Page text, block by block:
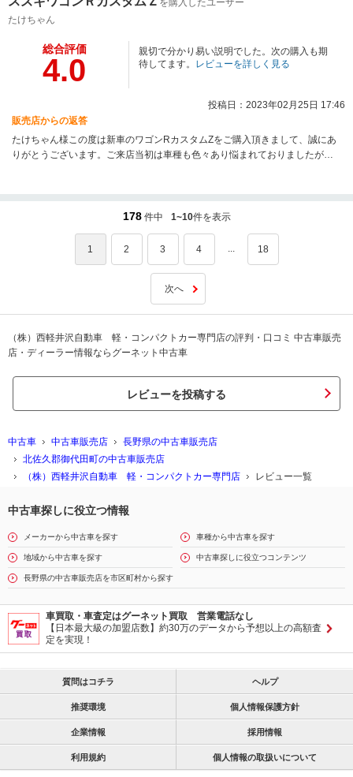
を購入したユーザー
たけちゃん
総合評価
4.0
親切で分かり易い説明でした。次の購入も期
待してます。 レビューを詳しく見る
投稿日：2023年02月25日 17:46
販売店からの返答
たけちゃん様この度は新車のワゴンRカスタムZをご購入頂きまして、誠にあ
りがとうございます。ご来店当初は車種も色々あり悩まれておりましたが、
178 件中 1~10件を表示
1 2 3 4 ... 18
次へ
（株）西軽井沢自動車 軽・コンパクトカー専門店の評判・口コミ 中古車販売
店・ディーラー情報ならグーネット中古車
レビューを投稿する
中古車 中古車販売店
長野県の中古車販売店
北佐久郡御代田町の中古車販売店
（株）西軽井沢自動車 軽・コンパクトカー専門店
レビュー一覧
中古車探しに役立つ情報
メーカーから中古車を探す 車種から中古車を探す
地域から中古車を探す 中古車探しに役立つコンテンツ
長野県の中古車販売店を市区町村から探す
車買取・車査定はグーネット買取 営業電話なし
【日本最大級の加盟店数】約30万のデータから予想以上の高額査
定を実現！
質問はコチラ ヘルプ
推奨環境 個人情報保護方針
企業情報 採用情報
利用規約 個人情報の取扱いについて